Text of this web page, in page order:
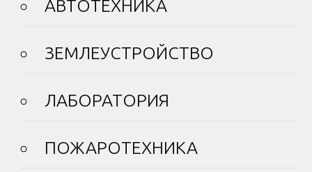
АВТОТЕХНИКА
ЗЕМЛЕУСТРОЙСТВО
ЛАБОРАТОРИЯ
ПОЖАРОТЕХНИКА